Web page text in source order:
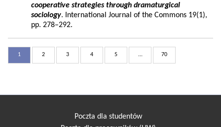
cooperative strategies through dramaturgical
sociology. International Journal of the Commons 19(1),
pp. 278–292.
1 2 3 4 5 ... 70
Poczta dla studentów